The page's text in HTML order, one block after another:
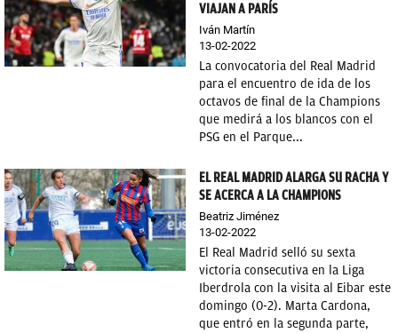
VIAJAN A PARÍS
Iván Martín
13-02-2022
La convocatoria del Real Madrid
para el encuentro de ida de los
octavos de final de la Champions
que medirá a los blancos con el
PSG en el Parque...
EL REAL MADRID ALARGA SU RACHA Y
SE ACERCA A LA CHAMPIONS
Beatriz Jiménez
13-02-2022
El Real Madrid selló su sexta
victoria consecutiva en la Liga
Iberdrola con la visita al Eibar este
domingo (0-2). Marta Cardona,
que entró en la segunda parte,